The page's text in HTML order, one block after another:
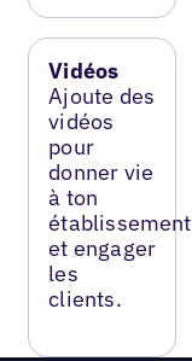
Vidéos
Ajoute des
vidéos
pour
donner vie
à ton
établissement
et engager
les
clients.